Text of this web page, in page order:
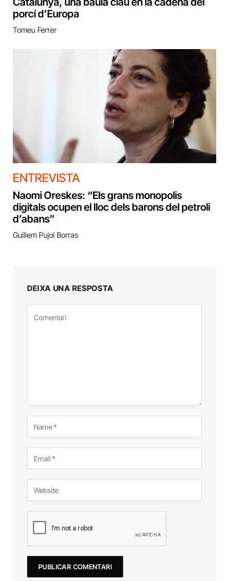
porcí d’Europa
Tomeu Ferrer
ENTREVISTA
Naomi Oreskes: “Els grans monopolis
digitals ocupen el lloc dels barons del petroli
d’abans”
Guillem Pujol Borras
DEIXA UNA RESPOSTA